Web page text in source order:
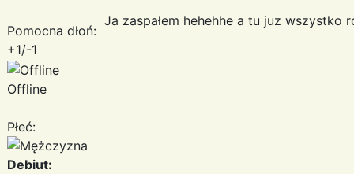
Pomocna dłoń:
+1/-1
Offline
Płeć:
Debiut:
Ja zaspałem hehehhe a tu juz